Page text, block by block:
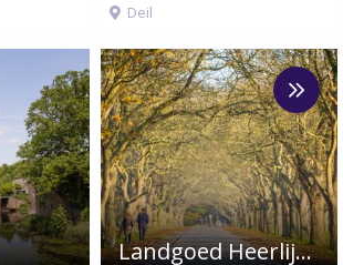
Deil
Landgoed Heerlijkheid Mariënwaerdt
Meer
over
Landgoed
Heerlijkheid
Mariënwaerdt